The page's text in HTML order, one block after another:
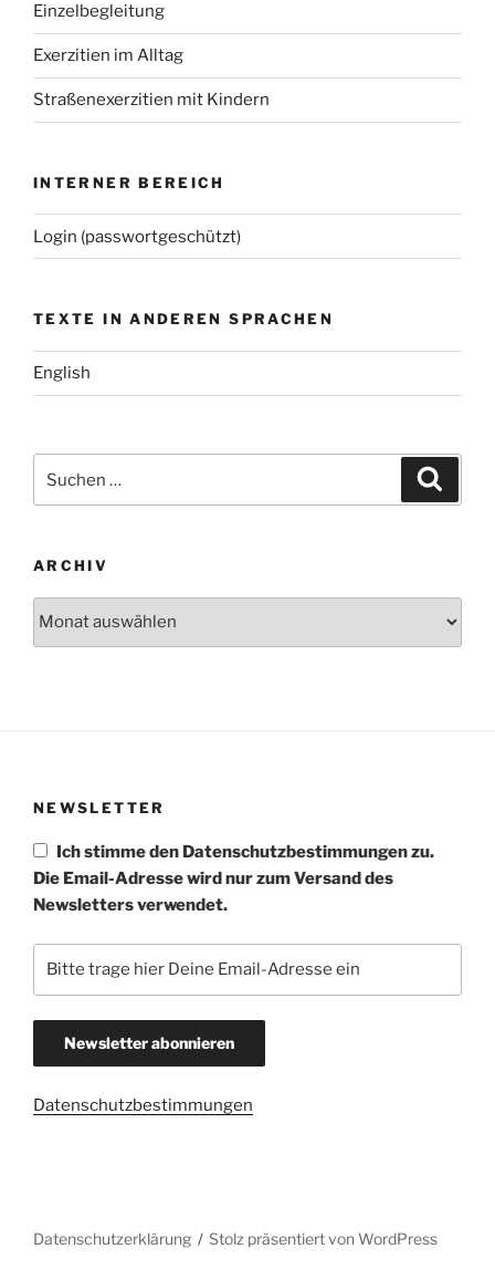
Einzelbegleitung
Exerzitien im Alltag
Straßenexerzitien mit Kindern
INTERNER BEREICH
Login (passwortgeschützt)
TEXTE IN ANDEREN SPRACHEN
English
nach:
ARCHIV
NEWSLETTER
Ich stimme den Datenschutzbestimmungen zu.
Die Email-Adresse wird nur zum Versand des
Newsletters verwendet.
Datenschutzbestimmungen
Datenschutzerklärung Stolz präsentiert von WordPress